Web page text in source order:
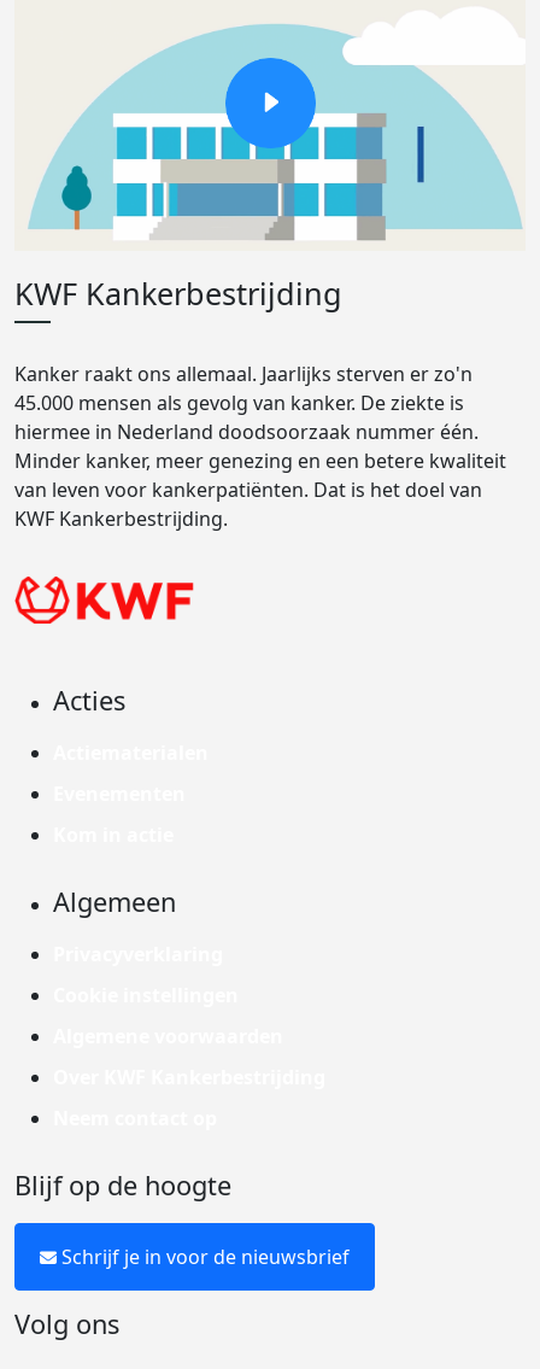
KWF Kankerbestrijding
Kanker raakt ons allemaal. Jaarlijks sterven er zo'n
45.000 mensen als gevolg van kanker. De ziekte is
hiermee in Nederland doodsoorzaak nummer één.
Minder kanker, meer genezing en een betere kwaliteit
van leven voor kankerpatiënten. Dat is het doel van
KWF Kankerbestrijding.
Acties
Algemeen
Blijf op de hoogte
Schrijf je in voor de nieuwsbrief
Volg ons